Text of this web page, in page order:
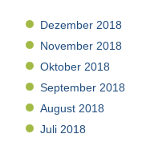
Dezember 2018
November 2018
Oktober 2018
September 2018
August 2018
Juli 2018